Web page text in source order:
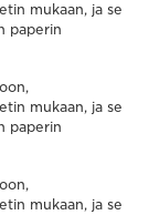
mukaan, ja se
paperin
mukaan, ja se
paperin
mukaan, ja se